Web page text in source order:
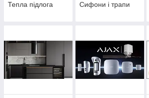
Тепла підлога Сифони і трапи